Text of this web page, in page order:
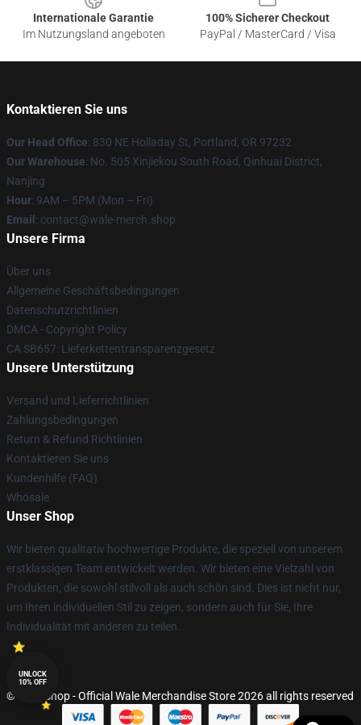
Internationale Garantie
Im Nutzungsland angeboten
100% Sicherer Checkout
PayPal / MasterCard / Visa
Kontaktieren Sie uns
Our Head Office: 830 NE Holladay St, Portland, OR 97232
Our Warehouse: No. 505 Xinjiekou South Road, Qinhuai District,
Nanjing
Hour: 9AM – 5PM (Mon – Fri)
Email : contact@wale-merch.shop
Unsere Firma
Über uns
Allgemeine Geschäftsbedingungen
Datenschutzrichtlinien
DMCA - Copyright Policy
CA SB657: Lieferkettentransparenzgesetz
Unsere Unterstützung
Versand und Lieferrichtlinien
Zahlungsbedingungen
Return & Refund Richtlinien
Kontaktieren Sie uns
Kundenhilfe (FAQ)
Whosale
Unser Shop
Wir bieten qualitativ hochwertige Produkte, die speziell von unserem
erstklassigen Team entwickelt werden. Wir bieten eine Vielzahl von
Produkten, die sowohl stilvoll als auch schön sind. Dies ist nicht nur,
um Ihren individuellen Stil zu zeigen, sondern auch für Sie, Ihre
Individualität mit anderen zu teilen.
© Wale Shop - Official Wale Merchandise Store 2026 all rights reserved
UNLOCK
10% OFF